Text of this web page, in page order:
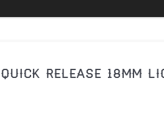
RELEASE 18MM